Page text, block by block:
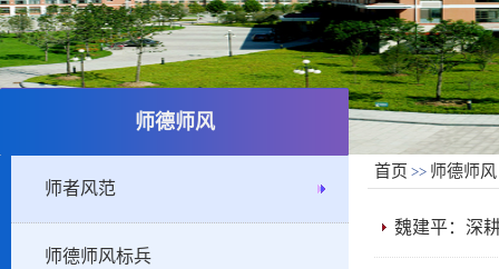
师德师风
师者风范
师德师风标兵
首页 >> 师德师风
魏建平：深